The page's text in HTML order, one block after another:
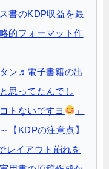
書のKDP収益を最
的フォーマット作
ン♬電子書籍の出
思ってたんでし
トないですヨ
」
【KDPの注意点】
レイアウト崩れを